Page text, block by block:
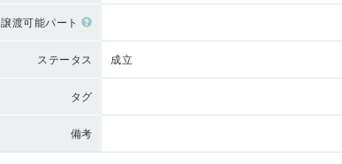
譲渡可能パート
ステータス 成立
タグ
備考